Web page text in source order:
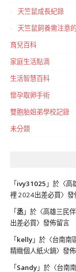
天竺鼠成長紀錄
天竺鼠飼養需注意
育兒百科
家庭生活點滴
生活智慧百科
懷孕取卵手術
雙胞胎姐弟學校記錄
未分類
「 ivy31025 」於〈高
裡 2024出差必買〉發
「丞」於〈高雄三民
出差必買〉發佈留言
「 kelly」於〈台南南
精緻個人紙火鍋〉發
「 Sandy」於〈台南